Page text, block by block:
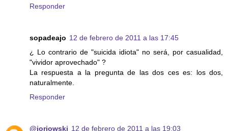
Responder
sopadeajo 12 de febrero de 2011 a las 17:45
¿ Lo contrario de "suicida idiota" no será, por casualidad,
"vividor aprovechado" ?
La respuesta a la pregunta de las dos ces es: los dos,
naturalmente.
Responder
@jorjowski 12 de febrero de 2011 a las 19:03